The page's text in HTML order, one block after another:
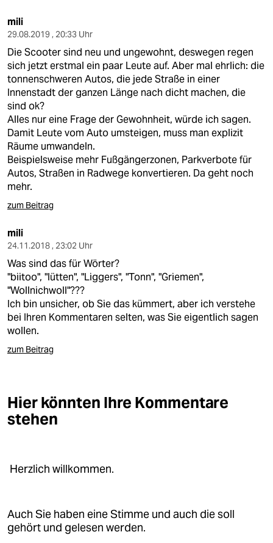
genossenschaft
epaper login
mili
29.08.2019 , 20:33 Uhr
Die Scooter sind neu und ungewohnt, deswegen regen
sich jetzt erstmal ein paar Leute auf. Aber mal ehrlich: die
tonnenschweren Autos, die jede Straße in einer
Innenstadt der ganzen Länge nach dicht machen, die
sind ok?
Alles nur eine Frage der Gewohnheit, würde ich sagen.
Damit Leute vom Auto umsteigen, muss man explizit
Räume umwandeln.
Beispielsweise mehr Fußgängerzonen, Parkverbote für
Autos, Straßen in Radwege konvertieren. Da geht noch
mehr.
zum Beitrag
mili
24.11.2018 , 23:02 Uhr
Was sind das für Wörter?
"biitoo", "lütten", "Liggers", "Tonn", "Griemen",
"Wollnichwoll"???
Ich bin unsicher, ob Sie das kümmert, aber ich verstehe
bei Ihren Kommentaren selten, was Sie eigentlich sagen
wollen.
zum Beitrag
Hier könnten Ihre Kommentare
stehen
Herzlich willkommen.
Auch Sie haben eine Stimme und auch die soll
gehört und gelesen werden.